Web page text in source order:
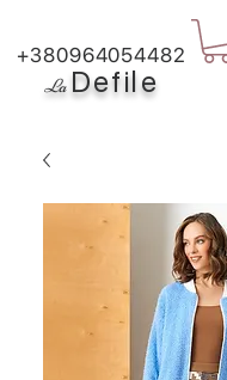
La Defile
+380964054482